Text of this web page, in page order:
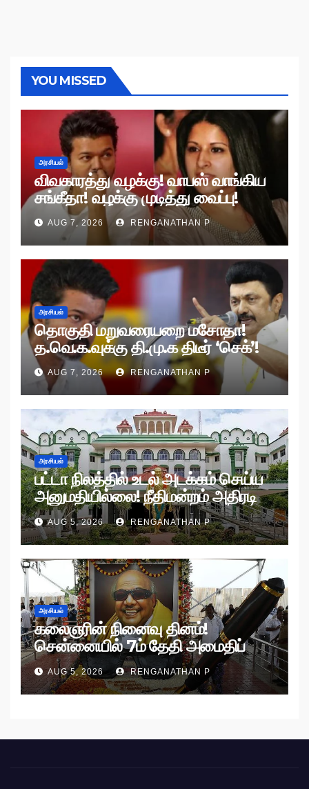
YOU MISSED
அரசியல்
விவகாரத்து வழக்கு! வாபஸ் வாங்கிய
சங்கீதா! வழக்கு முடித்து வைப்பு!
AUG 7, 2026 RENGANATHAN P
அரசியல்
தொகுதி மறுவரையறை மசோதா!
த.வெ.க.வுக்கு தி.மு.க திடீர் ‘செக்’!
AUG 7, 2026 RENGANATHAN P
அரசியல்
பட்டா நிலத்தில் உடல் அடக்கம் செய்ய
அனுமதியில்லை! நீதிமன்றம் அதிரடி
உத்தரவு!
AUG 5, 2026 RENGANATHAN P
அரசியல்
கலைஞரின் நினைவு தினம்!
சென்னையில் 7ம் தேதி அமைதிப்
பேரணி!
AUG 5, 2026 RENGANATHAN P